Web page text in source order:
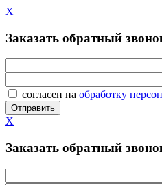
X
Заказать обратный
согласен на обработку
X
Заказать обратный